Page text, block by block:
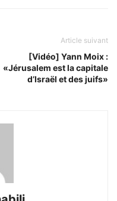
Article suivant
[Vidéo] Yann Moix :
«Jérusalem est la capitale
d’Israël et des juifs»